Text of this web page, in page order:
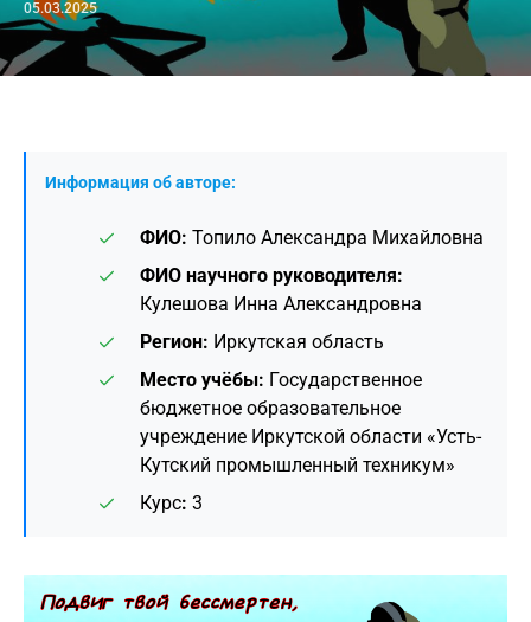
05.03.2025
Информация об авторе:
ФИО: Топило Александра Михайловна
ФИО научного руководителя:
Кулешова Инна Александровна
Регион: Иркутская область
Место учёбы: Государственное
бюджетное образовательное
учреждение Иркутской области «Усть-
Кутский промышленный техникум»
Курс: 3